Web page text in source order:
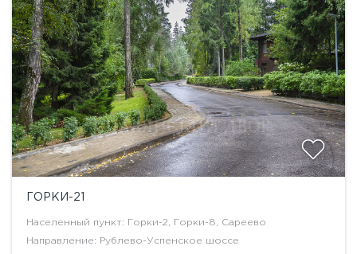
ГОРКИ-21
Населенный пункт: Горки-2, Горки-8, Сареево
Направление: Рублево-Успенское шоссе